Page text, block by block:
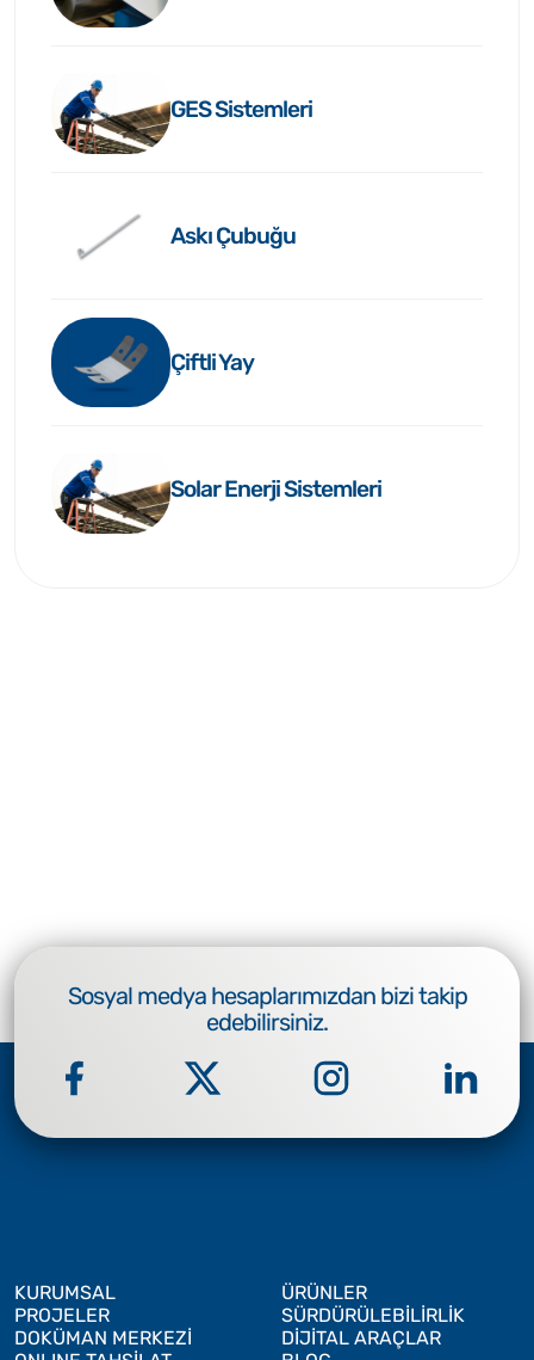
GES Sistemleri
Askı Çubuğu
Çiftli Yay
Solar Enerji Sistemleri
Sosyal medya hesaplarımızdan bizi takip
edebilirsiniz.
KURUMSAL
ÜRÜNLER
PROJELER
SÜRDÜRÜLEBİLİRLİK
DOKÜMAN MERKEZİ
DİJİTAL ARAÇLAR